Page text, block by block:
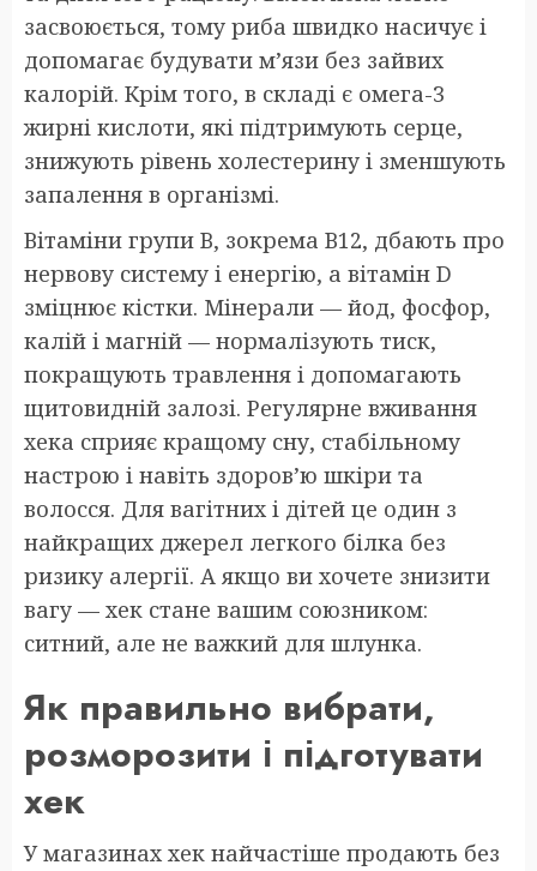
засвоюється, тому риба швидко насичує і
допомагає будувати м’язи без зайвих
калорій. Крім того, в складі є омега-3
жирні кислоти, які підтримують серце,
знижують рівень холестерину і зменшують
запалення в організмі.
Вітаміни групи B, зокрема B12, дбають про
нервову систему і енергію, а вітамін D
зміцнює кістки. Мінерали — йод, фосфор,
калій і магній — нормалізують тиск,
покращують травлення і допомагають
щитовидній залозі. Регулярне вживання
хека сприяє кращому сну, стабільному
настрою і навіть здоров’ю шкіри та
волосся. Для вагітних і дітей це один з
найкращих джерел легкого білка без
ризику алергії. А якщо ви хочете знизити
вагу — хек стане вашим союзником:
ситний, але не важкий для шлунка.
Як правильно вибрати,
розморозити і підготувати
хек
У магазинах хек найчастіше продають без